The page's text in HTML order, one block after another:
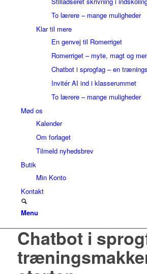
To lærere – mange muligheder
Klar til mere
En genvej til Romerriget
Romerriget – myte, magt og
Chatbot i sprogfag – en
Invitér AI ind i klasserummet
To lærere – mange muligheder
Mød os
Kalender
Om forlaget
Tilmeld nyhedsbrev
Butik
Min Konto
Kontakt
Menu
Chatbot i